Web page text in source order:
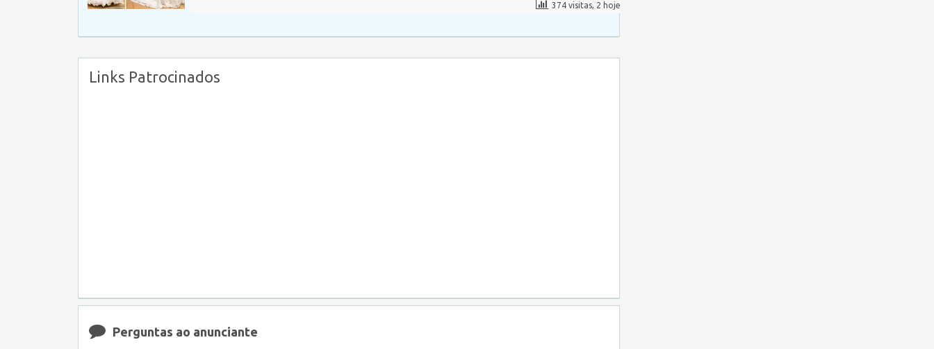
374 visitas, 2 hoje
Links Patrocinados
Perguntas ao anunciante